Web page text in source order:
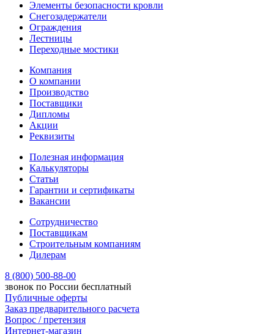
Элементы безопасности кровли
Снегозадержатели
Ограждения
Лестницы
Переходные мостики
Компания
О компании
Производство
Поставщики
Дипломы
Акции
Реквизиты
Полезная информация
Калькуляторы
Статьи
Гарантии и сертификаты
Вакансии
Сотрудничество
Поставщикам
Строительным компаниям
Дилерам
8 (800) 500-88-00
звонок по России бесплатный
Публичные оферты
Заказ предварительного расчета
Вопрос / претензия
Интернет-магазин